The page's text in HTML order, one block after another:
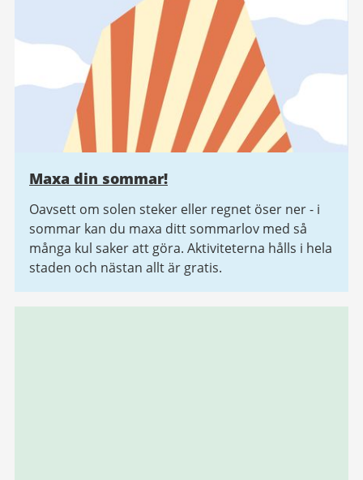
Maxa din sommar!
Oavsett om solen steker eller regnet öser ner - i
sommar kan du maxa ditt sommarlov med så
många kul saker att göra. Aktiviteterna hålls i hela
staden och nästan allt är gratis.